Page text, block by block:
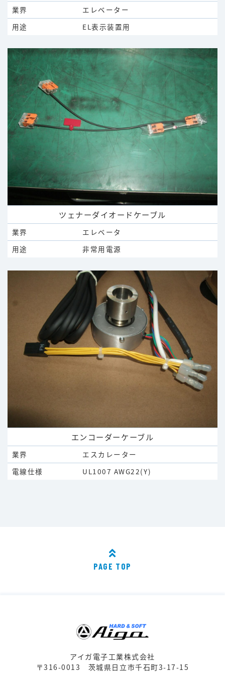
業界
エレベーター
用途
EL表示装置用
ツェナーダイオードケーブル
業界
エレベータ
用途
非常用電源
エンコーダーケーブル
業界
エスカレーター
電線仕様
UL1007 AWG22(Y)
PAGE TOP
アイガ電子工業株式会社
〒316-0013 茨城県日立市千石町3-17-15